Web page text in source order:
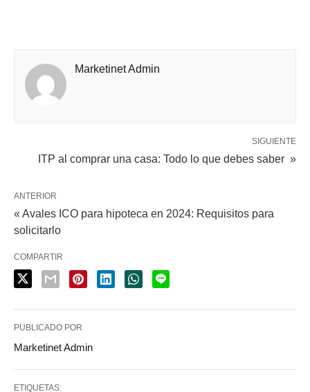
Marketinet Admin
SIGUIENTE
ITP al comprar una casa: Todo lo que debes saber »
ANTERIOR
« Avales ICO para hipoteca en 2024: Requisitos para
solicitarlo
COMPARTIR
PUBLICADO POR
Marketinet Admin
ETIQUETAS: